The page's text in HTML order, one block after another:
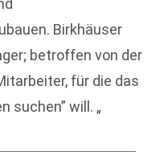
Birkhäuser
betroffen von der
für die das
suchen” will. „